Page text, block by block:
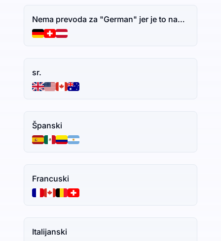
Nema prevoda za "German" jer je to naziv jezika. Ako imate dodatni tekst za prevođenje, slobodno ga podelite.
sr.
Španski
Francuski
Italijanski